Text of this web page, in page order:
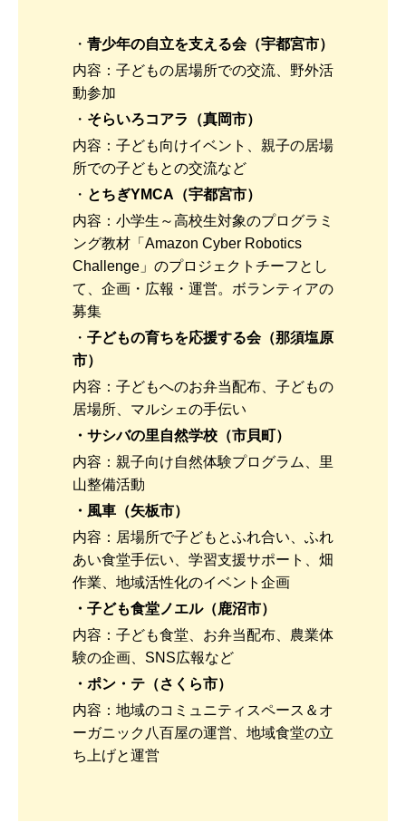
・ 青少年の自立を支える会（宇都宮市）
内容：子どもの居場所での交流、野外活
動参加
・ そらいろコアラ
（真岡市）
内容：子ども向けイベント、親子の居場
所での子どもとの交流など
・ とちぎYMCA （宇都宮市）
内容：小学生～高校生対象のプログラミ
ング教材「Amazon Cyber Robotics
Challenge」のプロジェクトチーフとし
て、企画・広報・運営。ボランティアの
募集
・ 子どもの育ちを応援する会（那須塩原
市）
内容：子どもへのお弁当配布、子どもの
居場所、マルシェの手伝い
・サシバの里自然学校 （市貝町）
内容：親子向け自然体験プログラム、里
山整備活動
・風車 （矢板市）
内容：居場所で子どもとふれ合い、ふれ
あい食堂手伝い、学習支援サポート、畑
作業、地域活性化のイベント企画
・子ども食堂ノエル（鹿沼市）
内容：子ども食堂、お弁当配布、農業体
験の企画、SNS広報など
・ポン・テ （さくら市）
内容：地域のコミュニティスペース＆オ
ーガニック八百屋の運営、地域食堂の立
ち上げと運営